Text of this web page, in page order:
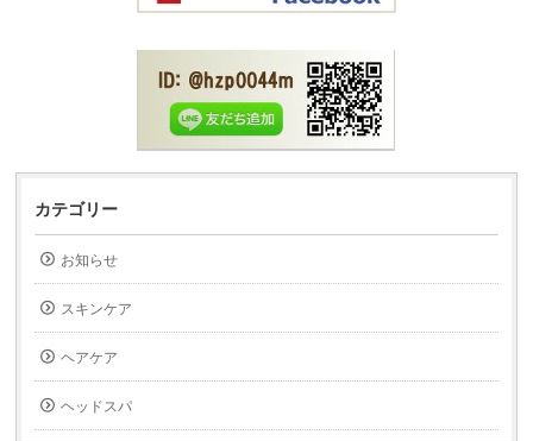
カテゴリー
お知らせ
スキンケア
ヘアケア
ヘッドスパ